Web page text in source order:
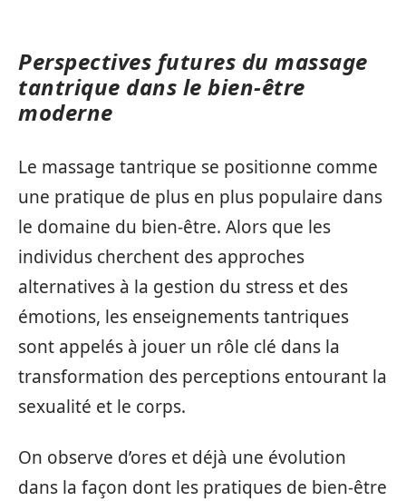
Perspectives futures du massage
tantrique dans le bien-être
moderne
Le massage tantrique se positionne comme
une pratique de plus en plus populaire dans
le domaine du bien-être. Alors que les
individus cherchent des approches
alternatives à la gestion du stress et des
émotions, les enseignements tantriques
sont appelés à jouer un rôle clé dans la
transformation des perceptions entourant la
sexualité et le corps.
On observe d’ores et déjà une évolution
dans la façon dont les pratiques de bien-être